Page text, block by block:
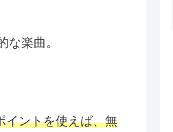
楽曲。
イントを使えば、無